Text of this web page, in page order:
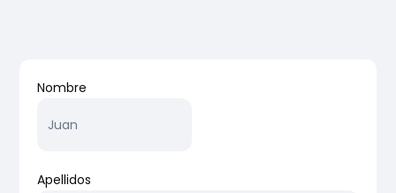
Nombre
Apellidos